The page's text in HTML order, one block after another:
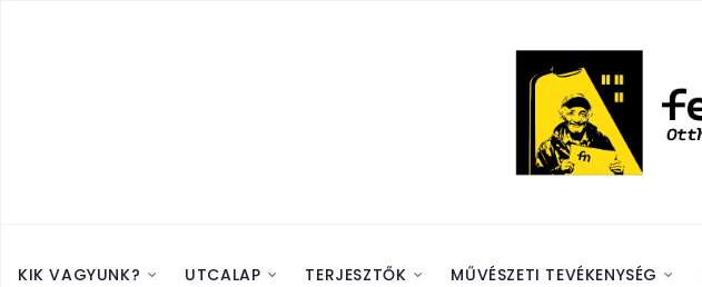
KIK VAGYUNK? UTCALAP TERJESZTŐK MŰVÉSZETI TEVÉKENYSÉG